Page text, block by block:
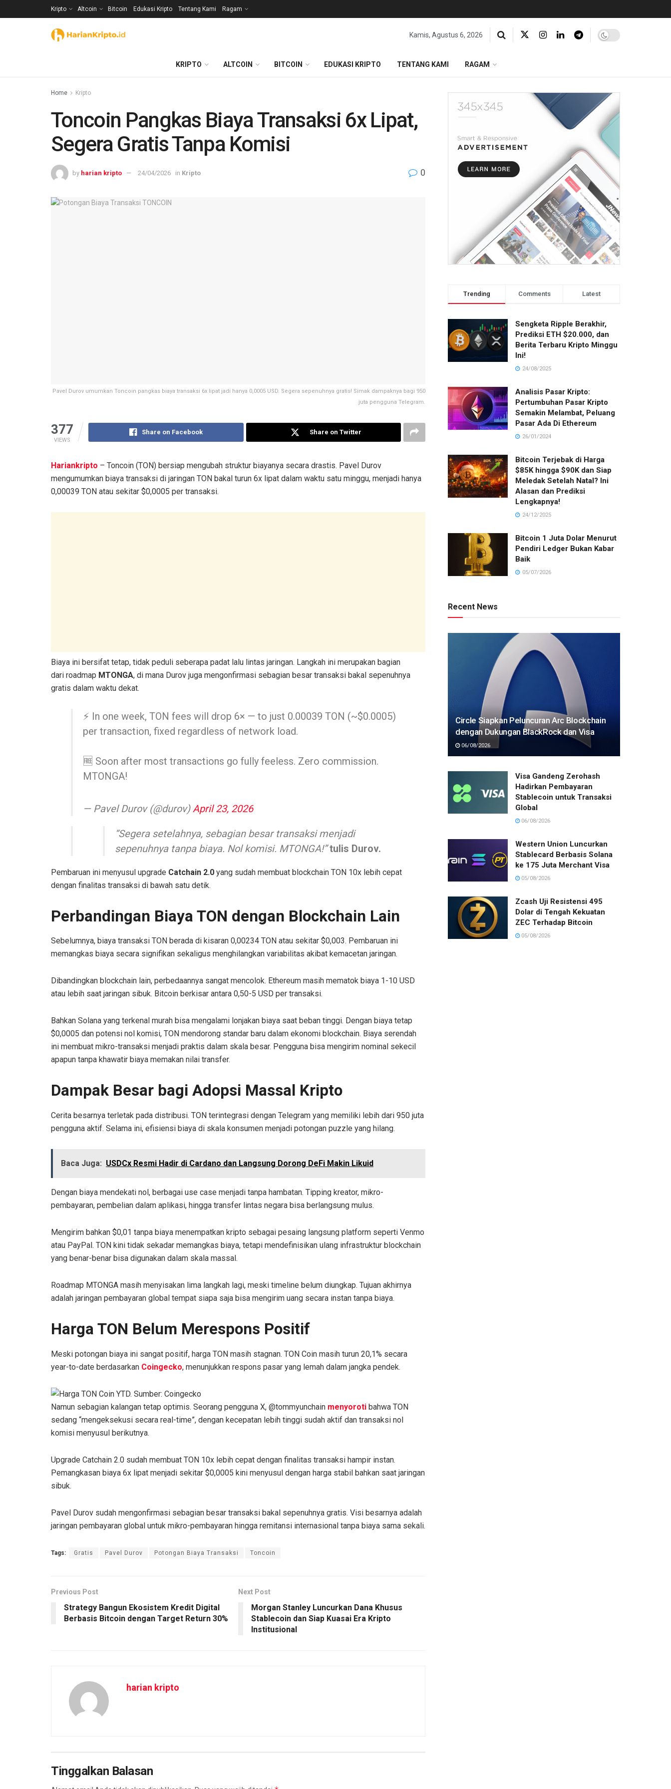
Kripto Altcoin Bitcoin Edukasi Kripto Tentang Kami Ragam
Kamis, Agustus 6, 2026
KRIPTO ALTCOIN BITCOIN EDUKASI KRIPTO TENTANG KAMI RAGAM
Home Kripto
Toncoin Pangkas Biaya Transaksi 6x Lipat,
Segera Gratis Tanpa Komisi
by harian kripto 24/04/2026 in Kripto 0
Pavel Durov umumkan Toncoin pangkas biaya transaksi 6x lipat jadi hanya 0,0005 USD. Segera sepenuhnya gratis! Simak dampaknya bagi 950
juta pengguna Telegram.
377
VIEWS
Share on Facebook Share on Twitter
Hariankripto – Toncoin (TON) bersiap mengubah struktur biayanya secara drastis. Pavel Durov
mengumumkan biaya transaksi di jaringan TON bakal turun 6x lipat dalam waktu satu minggu, menjadi hanya
0,00039 TON atau sekitar $0,0005 per transaksi.
Biaya ini bersifat tetap, tidak peduli seberapa padat lalu lintas jaringan. Langkah ini merupakan bagian
dari roadmap MTONGA, di mana Durov juga mengonfirmasi sebagian besar transaksi bakal sepenuhnya
gratis dalam waktu dekat.
⚡️ In one week, TON fees will drop 6× — to just 0.00039 TON (~$0.0005)
per transaction, fixed regardless of network load.
🆓 Soon after most transactions go fully feeless. Zero commission.
MTONGA!
— Pavel Durov (@durov) April 23, 2026
“Segera setelahnya, sebagian besar transaksi menjadi
sepenuhnya tanpa biaya. Nol komisi. MTONGA!”tulis Durov.
Pembaruan ini menyusul upgrade Catchain 2.0 yang sudah membuat blockchain TON 10x lebih cepat
dengan finalitas transaksi di bawah satu detik.
Perbandingan Biaya TON dengan Blockchain Lain
Sebelumnya, biaya transaksi TON berada di kisaran 0,00234 TON atau sekitar $0,003. Pembaruan ini
memangkas biaya secara signifikan sekaligus menghilangkan variabilitas akibat kemacetan jaringan.
Dibandingkan blockchain lain, perbedaannya sangat mencolok. Ethereum masih mematok biaya 1-10 USD
atau lebih saat jaringan sibuk. Bitcoin berkisar antara 0,50-5 USD per transaksi.
Bahkan Solana yang terkenal murah bisa mengalami lonjakan biaya saat beban tinggi. Dengan biaya tetap
$0,0005 dan potensi nol komisi, TON mendorong standar baru dalam ekonomi blockchain. Biaya serendah
ini membuat mikro-transaksi menjadi praktis dalam skala besar. Pengguna bisa mengirim nominal sekecil
apapun tanpa khawatir biaya memakan nilai transfer.
Dampak Besar bagi Adopsi Massal Kripto
Cerita besarnya terletak pada distribusi. TON terintegrasi dengan Telegram yang memiliki lebih dari 950 juta
pengguna aktif. Selama ini, efisiensi biaya di skala konsumen menjadi potongan puzzle yang hilang.
Baca Juga: USDCx Resmi Hadir di Cardano dan Langsung Dorong DeFi Makin Likuid
Dengan biaya mendekati nol, berbagai use case menjadi tanpa hambatan. Tipping kreator, mikro-
pembayaran, pembelian dalam aplikasi, hingga transfer lintas negara bisa berlangsung mulus.
Mengirim bahkan $0,01 tanpa biaya menempatkan kripto sebagai pesaing langsung platform seperti Venmo
atau PayPal. TON kini tidak sekadar memangkas biaya, tetapi mendefinisikan ulang infrastruktur blockchain
yang benar-benar bisa digunakan dalam skala massal.
Roadmap MTONGA masih menyisakan lima langkah lagi, meski timeline belum diungkap. Tujuan akhirnya
adalah jaringan pembayaran global tempat siapa saja bisa mengirim uang secara instan tanpa biaya.
Harga TON Belum Merespons Positif
Meski potongan biaya ini sangat positif, harga TON masih stagnan. TON Coin masih turun 20,1% secara
year-to-date berdasarkan Coingecko, menunjukkan respons pasar yang lemah dalam jangka pendek.
Namun sebagian kalangan tetap optimis. Seorang pengguna X, @tommyunchain menyoroti bahwa TON
sedang “mengeksekusi secara real-time”, dengan kecepatan lebih tinggi sudah aktif dan transaksi nol
komisi menyusul berikutnya.
Upgrade Catchain 2.0 sudah membuat TON 10x lebih cepat dengan finalitas transaksi hampir instan.
Pemangkasan biaya 6x lipat menjadi sekitar $0,0005 kini menyusul dengan harga stabil bahkan saat jaringan
sibuk.
Pavel Durov sudah mengonfirmasi sebagian besar transaksi bakal sepenuhnya gratis. Visi besarnya adalah
jaringan pembayaran global untuk mikro-pembayaran hingga remitansi internasional tanpa biaya sama sekali.
Tags: Gratis Pavel Durov Potongan Biaya Transaksi Toncoin
Previous Post
Strategy Bangun Ekosistem Kredit Digital
Berbasis Bitcoin dengan Target Return 30%
Next Post
Morgan Stanley Luncurkan Dana Khusus
Stablecoin dan Siap Kuasai Era Kripto
Institusional
harian kripto
Tinggalkan Balasan
Trending Comments Latest
Sengketa Ripple Berakhir,
Prediksi ETH $20.000, dan
Berita Terbaru Kripto Minggu
Ini!
24/08/2025
Analisis Pasar Kripto:
Pertumbuhan Pasar Kripto
Semakin Melambat, Peluang
Pasar Ada Di Ethereum
26/01/2024
Bitcoin Terjebak di Harga
$85K hingga $90K dan Siap
Meledak Setelah Natal? Ini
Alasan dan Prediksi
Lengkapnya!
24/12/2025
Bitcoin 1 Juta Dolar Menurut
Pendiri Ledger Bukan Kabar
Baik
05/07/2026
Recent News
Circle Siapkan Peluncuran Arc Blockchain
dengan Dukungan BlackRock dan Visa
06/08/2026
Visa Gandeng Zerohash
Hadirkan Pembayaran
Stablecoin untuk Transaksi
Global
06/08/2026
Western Union Luncurkan
Stablecard Berbasis Solana
ke 175 Juta Merchant Visa
05/08/2026
Zcash Uji Resistensi 495
Dolar di Tengah Kekuatan
ZEC Terhadap Bitcoin
05/08/2026